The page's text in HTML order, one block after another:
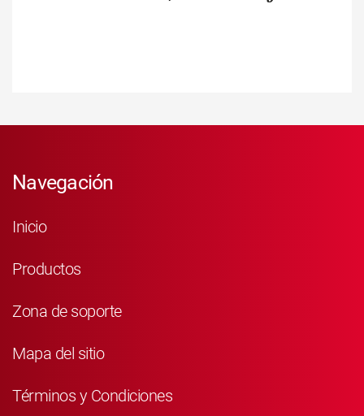
Navegación
Inicio
Productos
Zona de soporte
Mapa del sitio
Términos y Condiciones